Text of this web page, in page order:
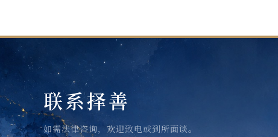
联系择善
如需法律咨询，欢迎致电或到所面谈。